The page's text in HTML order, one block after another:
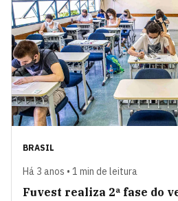
BRASIL
Há 3 anos • 1 min de leitura
Fuvest realiza 2ª fase do